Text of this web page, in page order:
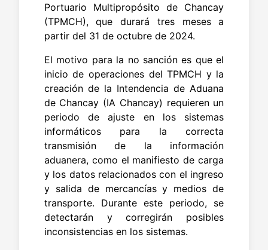
Portuario Multipropósito de Chancay
(TPMCH), que durará tres meses a
partir del 31 de octubre de 2024.
El motivo para la no sanción es que el
inicio de operaciones del TPMCH y la
creación de la Intendencia de Aduana
de Chancay (IA Chancay) requieren un
periodo de ajuste en los sistemas
informáticos para la correcta
transmisión de la información
aduanera, como el manifiesto de carga
y los datos relacionados con el ingreso
y salida de mercancías y medios de
transporte. Durante este periodo, se
detectarán y corregirán posibles
inconsistencias en los sistemas.